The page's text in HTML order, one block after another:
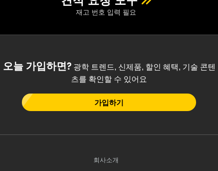
재고 번호 입력 필요
오늘 가입하면?광학 트렌드, 신제품, 할인 혜택, 기술 콘텐
츠를 확인할 수 있어요
가입하기
회사소개